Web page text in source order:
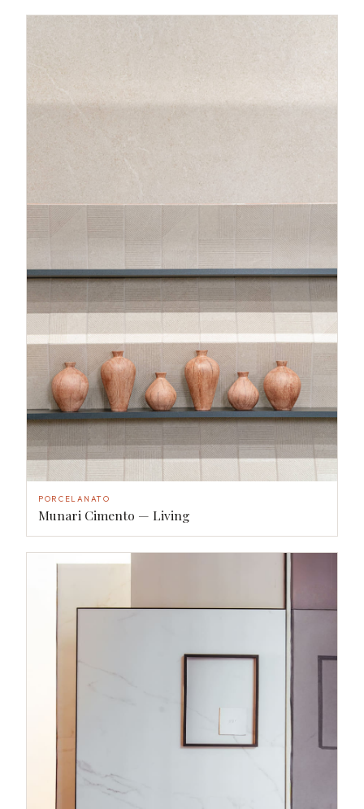
PORCELANATO
Munari Cimento — Living